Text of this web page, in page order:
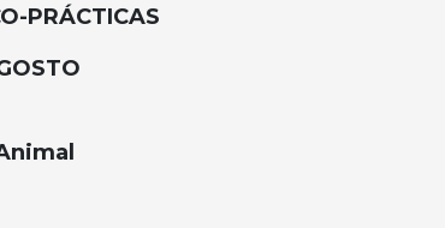
PRÁCTICAS